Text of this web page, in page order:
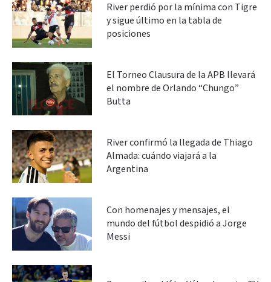
River perdió por la mínima con Tigre
y sigue último en la tabla de
posiciones
El Torneo Clausura de la APB llevará
el nombre de Orlando “Chungo”
Butta
River confirmó la llegada de Thiago
Almada: cuándo viajará a la
Argentina
Con homenajes y mensajes, el
mundo del fútbol despidió a Jorge
Messi